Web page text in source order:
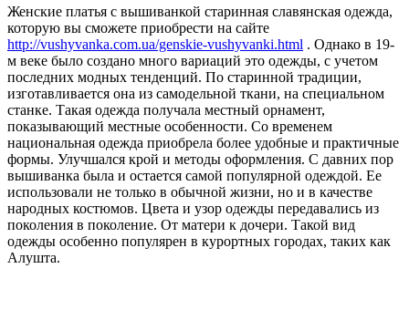
Женские платья с вышиванкой старинная славянская одежда,
которую вы сможете приобрести на сайте
http://vushyvanka.com.ua/genskie-vushyvanki.html . Однако в 19-
м веке было создано много вариаций это одежды, с учетом
последних модных тенденций. По старинной традиции,
изготавливается она из самодельной ткани, на специальном
станке. Такая одежда получала местный орнамент,
показывающий местные особенности. Со временем
национальная одежда приобрела более удобные и практичные
формы. Улучшался крой и методы оформления. С давних пор
вышиванка была и остается самой популярной одеждой. Ее
использовали не только в обычной жизни, но и в качестве
народных костюмов. Цвета и узор одежды передавались из
поколения в поколение. От матери к дочери. Такой вид
одежды особенно популярен в курортных городах, таких как
Алушта.